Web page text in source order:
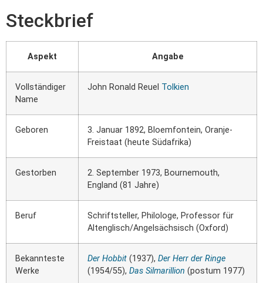
Steckbrief
Aspekt Angabe
Vollständiger
Name
John Ronald Reuel Tolkien
Geboren
3. Januar 1892, Bloemfontein, Oranje-
Freistaat (heute Südafrika)
Gestorben
2. September 1973, Bournemouth,
England (81 Jahre)
Beruf
Schriftsteller, Philologe, Professor für
Altenglisch/Angelsächsisch (Oxford)
Bekannteste
Werke
Der Hobbit (1937), Der Herr der Ringe
(1954/55), Das Silmarillion (postum 1977)